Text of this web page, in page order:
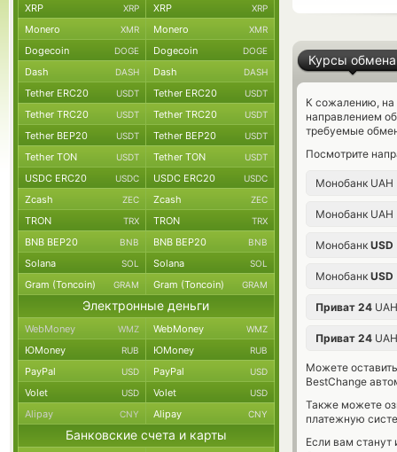
Курсы обмена
К сожалению, на
направлением
требуемые
Посмотрите
Монобанк UAH
Монобанк UAH
Монобанк USD
Монобанк USD
Приват 24
Приват 24
Можете
BestChange
Также можете
платежную
Если вам
XRP XRP XRP XRP
Monero XMR Monero XMR
Dogecoin DOGE Dogecoin DOGE
Dash DASH Dash DASH
Tether ERC20 USDT Tether ERC20 USDT
Tether TRC20 USDT Tether TRC20 USDT
Tether BEP20 USDT Tether BEP20 USDT
Tether TON USDT Tether TON USDT
USDC ERC20 USDC USDC ERC20 USDC
Zcash ZEC Zcash ZEC
TRON TRX TRON TRX
BNB BEP20 BNB BNB BEP20 BNB
Solana SOL Solana SOL
Gram (Toncoin) GRAM Gram (Toncoin) GRAM
Электронные деньги
WebMoney WMZ WebMoney WMZ
ЮMoney RUB ЮMoney RUB
PayPal USD PayPal USD
Volet USD Volet USD
Alipay CNY Alipay CNY
Банковские счета и карты